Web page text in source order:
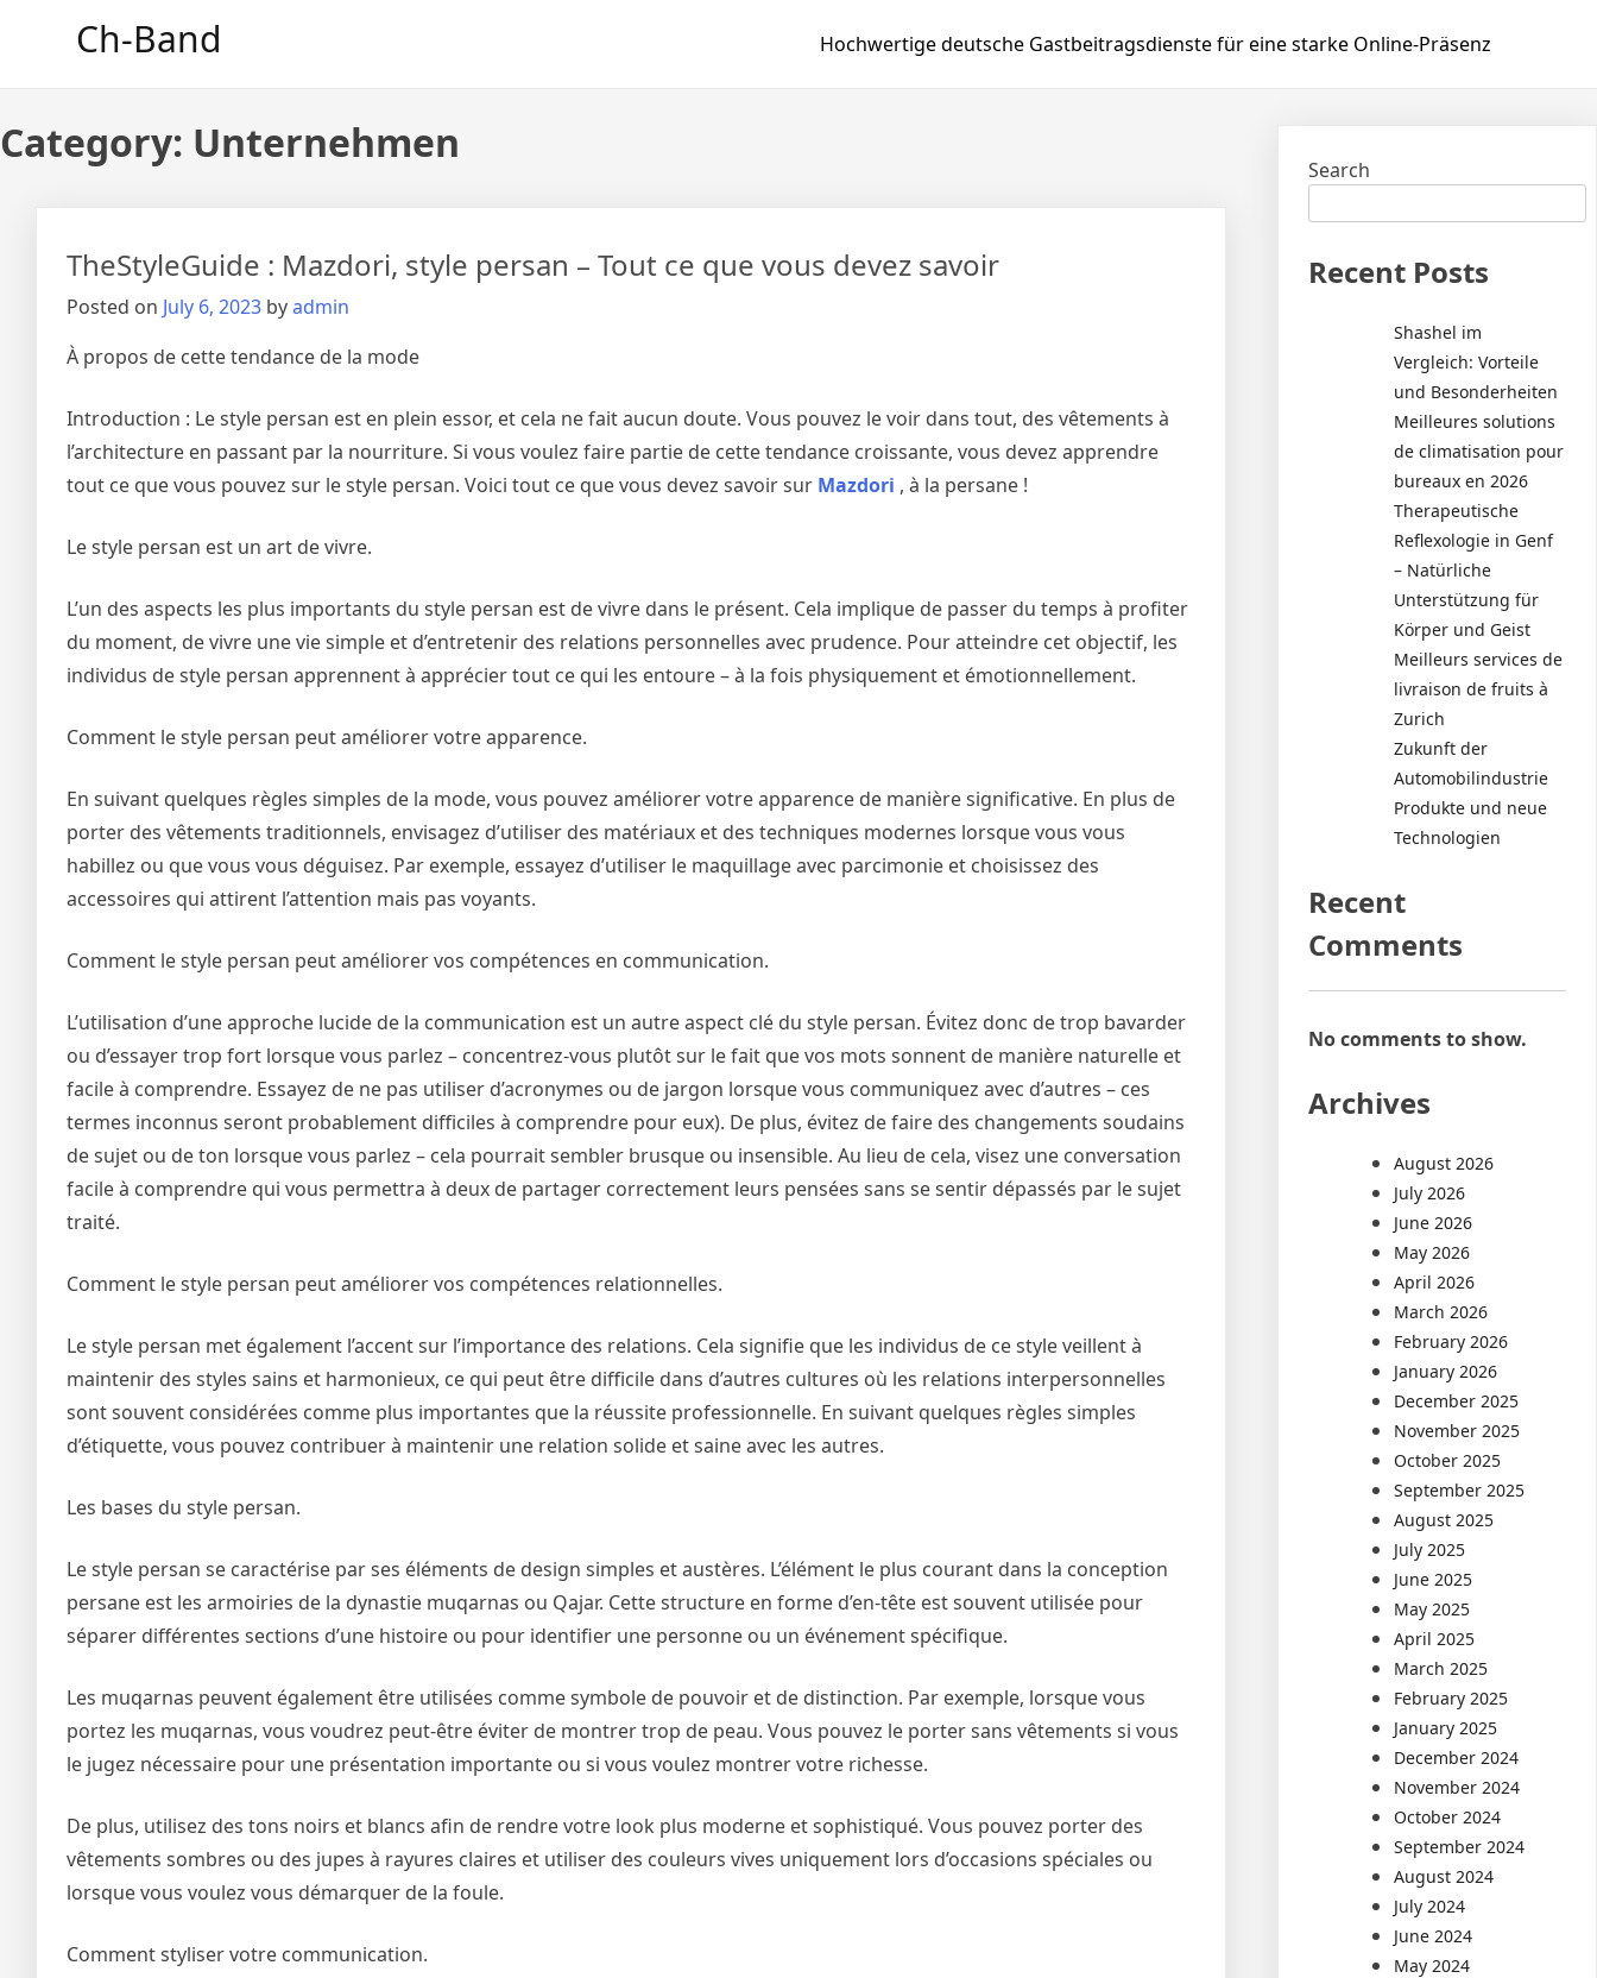
Ch-Band Hochwertige deutsche Gastbeitragsdienste für eine starke Online-Präsenz
Category: Unternehmen
TheStyleGuide : Mazdori, style persan – Tout ce que vous devez savoir
Posted on July 6, 2023 byadmin
À propos de cette tendance de la mode
Introduction : Le style persan est en plein essor, et cela ne fait aucun doute. Vous pouvez le voir dans tout, des vêtements à
l’architecture en passant par la nourriture. Si vous voulez faire partie de cette tendance croissante, vous devez apprendre
tout ce que vous pouvez sur le style persan. Voici tout ce que vous devez savoir sur Mazdori , à la persane !
Le style persan est un art de vivre.
L’un des aspects les plus importants du style persan est de vivre dans le présent. Cela implique de passer du temps à profiter
du moment, de vivre une vie simple et d’entretenir des relations personnelles avec prudence. Pour atteindre cet objectif, les
individus de style persan apprennent à apprécier tout ce qui les entoure – à la fois physiquement et émotionnellement.
Comment le style persan peut améliorer votre apparence.
En suivant quelques règles simples de la mode, vous pouvez améliorer votre apparence de manière significative. En plus de
porter des vêtements traditionnels, envisagez d’utiliser des matériaux et des techniques modernes lorsque vous vous
habillez ou que vous vous déguisez. Par exemple, essayez d’utiliser le maquillage avec parcimonie et choisissez des
accessoires qui attirent l’attention mais pas voyants.
Comment le style persan peut améliorer vos compétences en communication.
L’utilisation d’une approche lucide de la communication est un autre aspect clé du style persan. Évitez donc de trop bavarder
ou d’essayer trop fort lorsque vous parlez – concentrez-vous plutôt sur le fait que vos mots sonnent de manière naturelle et
facile à comprendre. Essayez de ne pas utiliser d’acronymes ou de jargon lorsque vous communiquez avec d’autres – ces
termes inconnus seront probablement difficiles à comprendre pour eux). De plus, évitez de faire des changements soudains
de sujet ou de ton lorsque vous parlez – cela pourrait sembler brusque ou insensible. Au lieu de cela, visez une conversation
facile à comprendre qui vous permettra à deux de partager correctement leurs pensées sans se sentir dépassés par le sujet
traité.
Comment le style persan peut améliorer vos compétences relationnelles.
Le style persan met également l’accent sur l’importance des relations. Cela signifie que les individus de ce style veillent à
maintenir des styles sains et harmonieux, ce qui peut être difficile dans d’autres cultures où les relations interpersonnelles
sont souvent considérées comme plus importantes que la réussite professionnelle. En suivant quelques règles simples
d’étiquette, vous pouvez contribuer à maintenir une relation solide et saine avec les autres.
Les bases du style persan.
Le style persan se caractérise par ses éléments de design simples et austères. L’élément le plus courant dans la conception
persane est les armoiries de la dynastie muqarnas ou Qajar. Cette structure en forme d’en-tête est souvent utilisée pour
séparer différentes sections d’une histoire ou pour identifier une personne ou un événement spécifique.
Les muqarnas peuvent également être utilisées comme symbole de pouvoir et de distinction. Par exemple, lorsque vous
portez les muqarnas, vous voudrez peut-être éviter de montrer trop de peau. Vous pouvez le porter sans vêtements si vous
le jugez nécessaire pour une présentation importante ou si vous voulez montrer votre richesse.
De plus, utilisez des tons noirs et blancs afin de rendre votre look plus moderne et sophistiqué. Vous pouvez porter des
vêtements sombres ou des jupes à rayures claires et utiliser des couleurs vives uniquement lors d’occasions spéciales ou
lorsque vous voulez vous démarquer de la foule.
Comment styliser votre communication.
Search
Recent Posts
Shashel im
Vergleich: Vorteile
und Besonderheiten
Meilleures solutions
de climatisation pour
bureaux en 2026
Therapeutische
Reflexologie in Genf
– Natürliche
Unterstützung für
Körper und Geist
Meilleurs services de
livraison de fruits à
Zurich
Zukunft der
Automobilindustrie
Produkte und neue
Technologien
Recent
Comments
No comments to show.
Archives
August 2026
July 2026
June 2026
May 2026
April 2026
March 2026
February 2026
January 2026
December 2025
November 2025
October 2025
September 2025
August 2025
July 2025
June 2025
May 2025
April 2025
March 2025
February 2025
January 2025
December 2024
November 2024
October 2024
September 2024
August 2024
July 2024
June 2024
May 2024